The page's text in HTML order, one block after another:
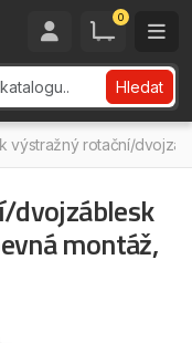
0
Hledat
výstražný rotační/
dvojzáblesk
montáž,